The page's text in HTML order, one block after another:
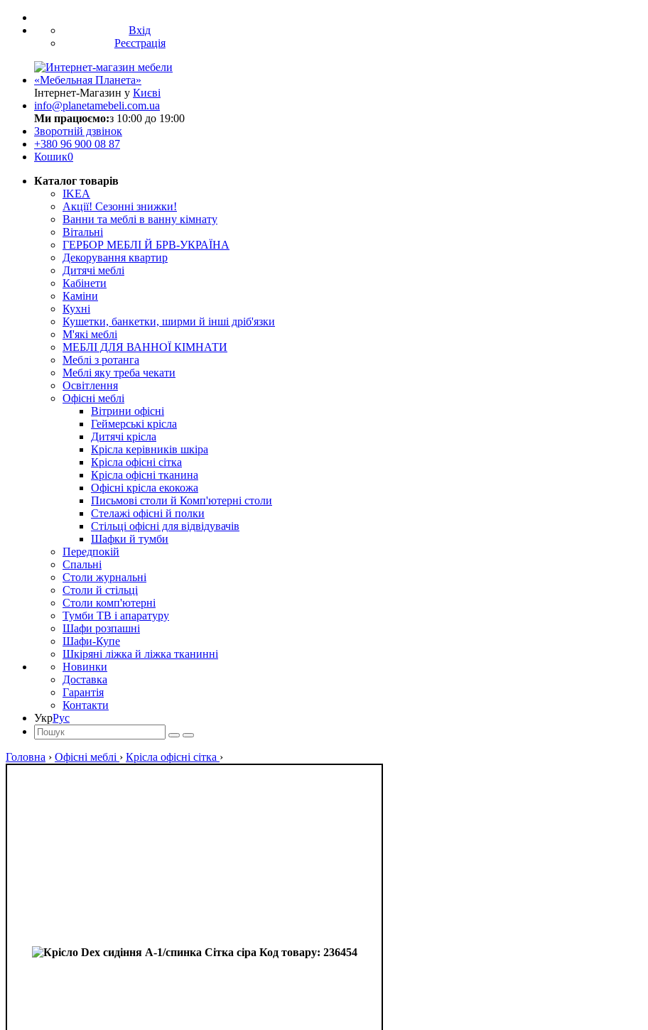
Вхід
Реєстрація
Інтернет-Магазин у Києві
info@planetamebeli.com.ua
Ми працюємо:з 10:00 до 19:00
Зворотній дзвінок
+380 96 900 08 87
Кошик0
Каталог товарів
IKEA
Акції! Сезонні знижки!
Ванни та меблі в ванну кімнату
Вітальні
ГЕРБОР МЕБЛІ Й БРВ-УКРАЇНА
Декорування квартир
Дитячі меблі
Кабінети
Каміни
Кухні
Кушетки, банкетки, ширми й інші дріб'язки
М'які меблі
МЕБЛІ ДЛЯ ВАННОЇ КІМНАТИ
Меблі з ротанга
Меблі яку треба чекати
Освітлення
Офісні меблі
Вітрини офісні
Геймерські крісла
Дитячі крісла
Крісла керівників шкіра
Крісла офісні сітка
Крісла офісні тканина
Офісні крісла екокожа
Письмові столи й Комп'ютерні столи
Стелажі офісні й полки
Стільці офісні для відвідувачів
Шафки й тумби
Передпокій
Спальні
Столи журнальні
Столи й стільці
Столи комп'ютерні
Тумби ТВ і апаратуру
Шафи розпашні
Шафи-Купе
Шкіряні ліжка й ліжка тканинні
Новинки
Доставка
Гарантія
Контакти
УкрРус
Головна › Офісні меблі › Крісла офісні сітка ›